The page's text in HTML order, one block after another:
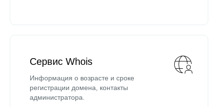
Сервис Whois
Информация о возрасте и сроке
регистрации домена, контакты
администратора.